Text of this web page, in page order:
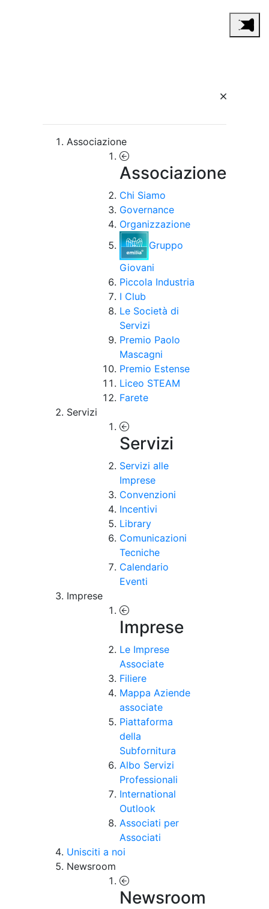
Associazione
Associazione
Chi Siamo
Governance
Organizzazione
Gruppo
Giovani
Piccola Industria
I Club
Le Società di
Servizi
Premio Paolo
Mascagni
Premio Estense
Liceo STEAM
Farete
Servizi
Servizi
Servizi alle
Imprese
Convenzioni
Incentivi
Library
Comunicazioni
Tecniche
Calendario
Eventi
Imprese
Imprese
Le Imprese
Associate
Filiere
Mappa Aziende
associate
Piattaforma
della
Subfornitura
Albo Servizi
Professionali
International
Outlook
Associati per
Associati
Unisciti a noi
Newsroom
Newsroom